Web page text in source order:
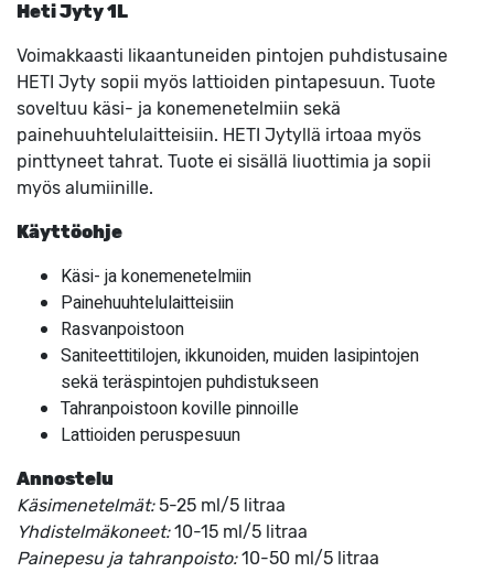
Heti Jyty 1L
Voimakkaasti likaantuneiden pintojen puhdistusaine
HETI Jyty sopii myös lattioiden pintapesuun. Tuote
soveltuu käsi- ja konemenetelmiin sekä
painehuuhtelulaitteisiin. HETI Jytyllä irtoaa myös
pinttyneet tahrat. Tuote ei sisällä liuottimia ja sopii
myös alumiinille.
Käyttöohje
Käsi- ja konemenetelmiin
Painehuuhtelulaitteisiin
Rasvanpoistoon
Saniteettitilojen, ikkunoiden, muiden lasipintojen
sekä teräspintojen puhdistukseen
Tahranpoistoon koville pinnoille
Lattioiden peruspesuun
Annostelu
Käsimenetelmät:5-25 ml/5 litraa
Yhdistelmäkoneet:10-15 ml/5 litraa
Painepesu ja tahranpoisto:10-50 ml/5 litraa